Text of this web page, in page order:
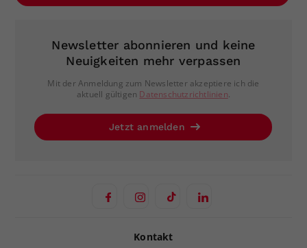
Newsletter abonnieren und keine
Neuigkeiten mehr verpassen
Mit der Anmeldung zum Newsletter akzeptiere ich die
aktuell gültigen Datenschutzrichtlinien.
Jetzt anmelden
Kontakt